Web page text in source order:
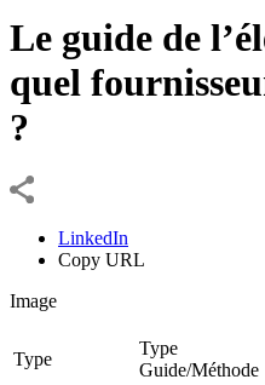
Le guide de
quel
?
LinkedIn
Copy URL
Image
Type
Type
Guide/Méthode